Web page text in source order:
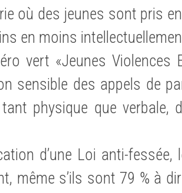
où des jeunes sont pris
en moins
vert «Jeunes Violences
sensible des appels de
tant physique que
d’une Loi anti-fessée,
même s’ils sont 79 % à